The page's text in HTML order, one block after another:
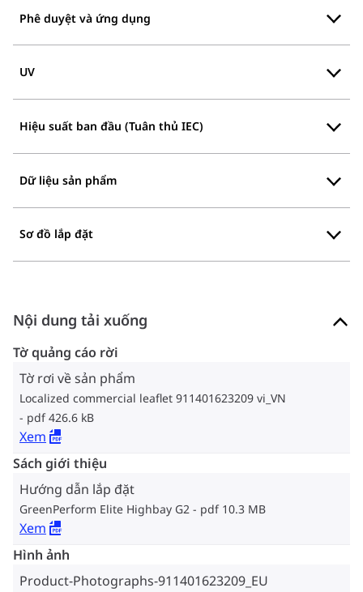
Phê duyệt và ứng dụng
UV
Hiệu suất ban đầu (Tuân thủ IEC)
Dữ liệu sản phẩm
Sơ đồ lắp đặt
Nội dung tải xuống
Tờ quảng cáo rời
Tờ rơi về sản phẩm
Localized commercial leaflet 911401623209 vi_VN
pdf 426.6 kB
Xem
Sách giới thiệu
Hướng dẫn lắp đặt
GreenPerform Elite Highbay G2 pdf 10.3 MB
Xem
Hình ảnh
Product-Photographs-911401623209_EU